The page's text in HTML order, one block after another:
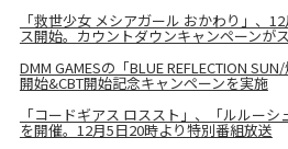
「救世少女 メシアガール おかわり」、
ス開始。カウントダウンキャンペーンが
DMM GAMESの「BLUE REFLECTION
開始&CBT開始記念キャンペーンを実施
「コードギアス ロススト」、「ルルーシ
を開催。12月5日20時より特別番組放送